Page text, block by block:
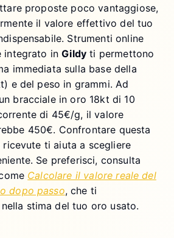
proposte poco vantaggiose,
il valore effettivo del tuo
Strumenti online
integrato inGildy ti permettono
immediata sulla base della
e del peso in grammi. Ad
bracciale in oro 18kt di 10
di 45€/g, il valore
450€. Confrontare questa
ti aiuta a scegliere
Se preferisci, consulta
Calcolare il valore reale del
dopo passo, che ti
stima del tuo oro usato.